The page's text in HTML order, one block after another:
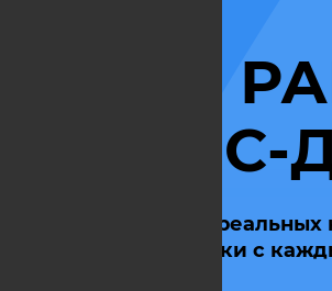
EXCEL:
Изучайте EXCEL на
практические навыки с